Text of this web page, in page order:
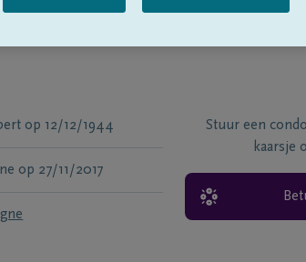
op 12/12/1944
op 27/11/2017
Stuur een
kaarsje